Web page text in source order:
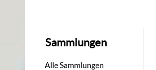
Sammlungen
Alle Sammlungen